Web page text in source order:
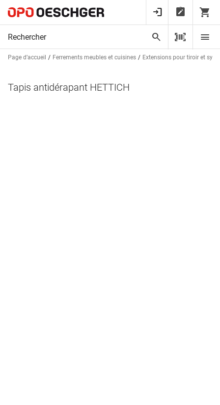
Page d’accueil Ferrements meubles et cuisines Extensions pour tiroir et
Tapis antidérapant HETTICH